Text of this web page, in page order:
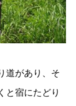
道があり、そ
と宿にたどり